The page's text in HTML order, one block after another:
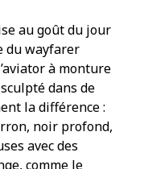
au goût du jour
du wayfarer
à monture
dans de
la différence :
noir profond,
avec des
comme le